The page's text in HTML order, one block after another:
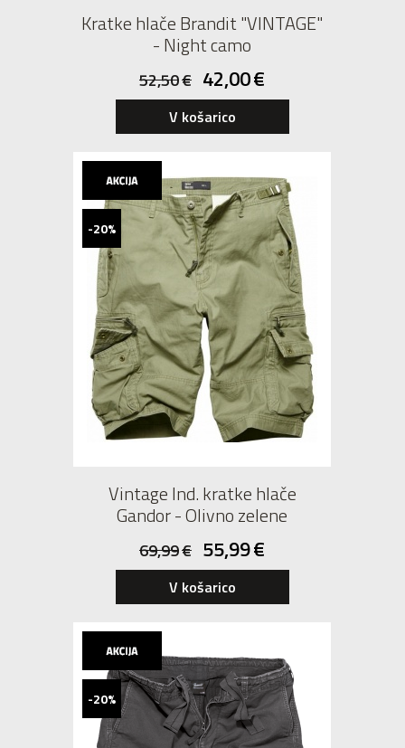
Kratke hlače Brandit "VINTAGE"
- Night camo
52,50€ 42,00€
V košarico
Vintage Ind. kratke hlače
Gandor - Olivno zelene
69,99€ 55,99€
-20%
V košarico
-20%